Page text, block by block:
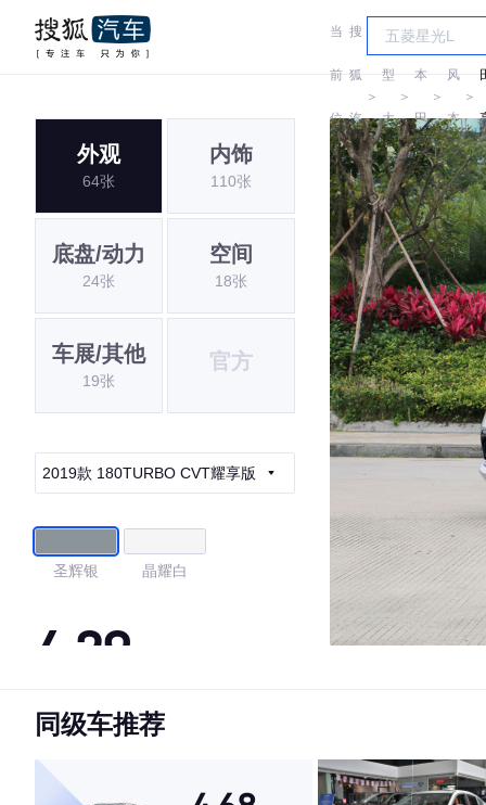
当
前
位
置:
搜
狐
汽
车
＞
车
型
大
全
＞
本
田
＞
东
风
本
田
＞
外观
64张
内饰
110张
底盘/动力
24张
空间
18张
车展/其他
19张
官方
2019款 180TURBO CVT耀享版
圣辉银 晶耀白
4.29
·外观表现一般，低于74%同级车
·空间表现较为优秀，优于90%同级车
同级车推荐